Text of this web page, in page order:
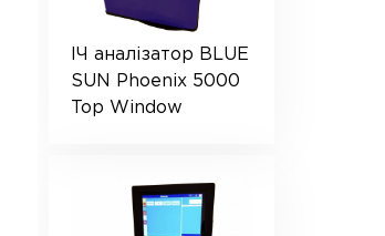
ІЧ аналізатор BLUE
SUN Phoenix 5000
Top Window